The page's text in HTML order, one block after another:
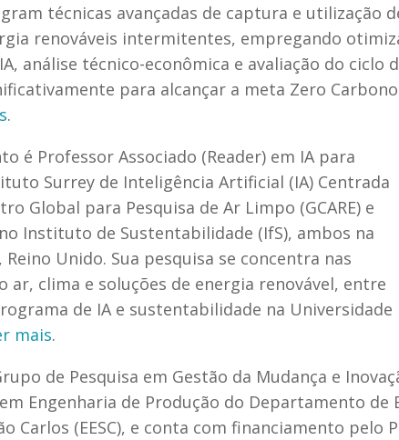
técnicas avançadas de captura e utilização
renováveis intermitentes, empregando
análise técnico-econômica e avaliação do
para alcançar a meta Zero
.
é Professor Associado (Reader) em IA para
Surrey de Inteligência Artificial (IA) Centrada
Global para Pesquisa de Ar Limpo (GCARE) e
Instituto de Sustentabilidade (IfS), ambos na
Unido. Sua pesquisa se concentra nas
ar, clima e soluções de energia renovável, entre
de IA e sustentabilidade na Universidade
mais.
de Pesquisa em Gestão da Mudança e
Engenharia de Produção do Departamento de
Carlos (EESC), e conta com financiamento pelo